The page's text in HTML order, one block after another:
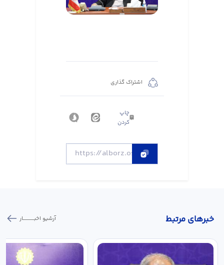
اشتراک گذاری
چاپ
کردن
خبر‌های مرتبط آرشیو اخبـــــــــــار